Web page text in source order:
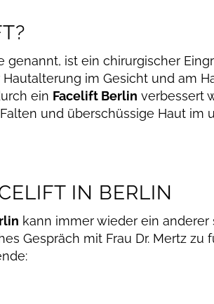
ist ein chirurgischer
im Gesicht und am
ein Facelift Berlin verbessert
und überschüssige Haut im
IN BERLIN
kann immer wieder ein anderer
Gespräch mit Frau Dr. Mertz zu